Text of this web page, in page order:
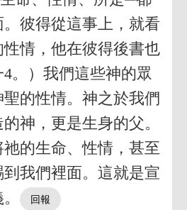
彼得從這事上，就看
性情，他在彼得後書也
。）我們這些神的眾
的性情。神之於我們
神，更是生身的父。
的生命、性情，甚至
我們裡面。這就是宣